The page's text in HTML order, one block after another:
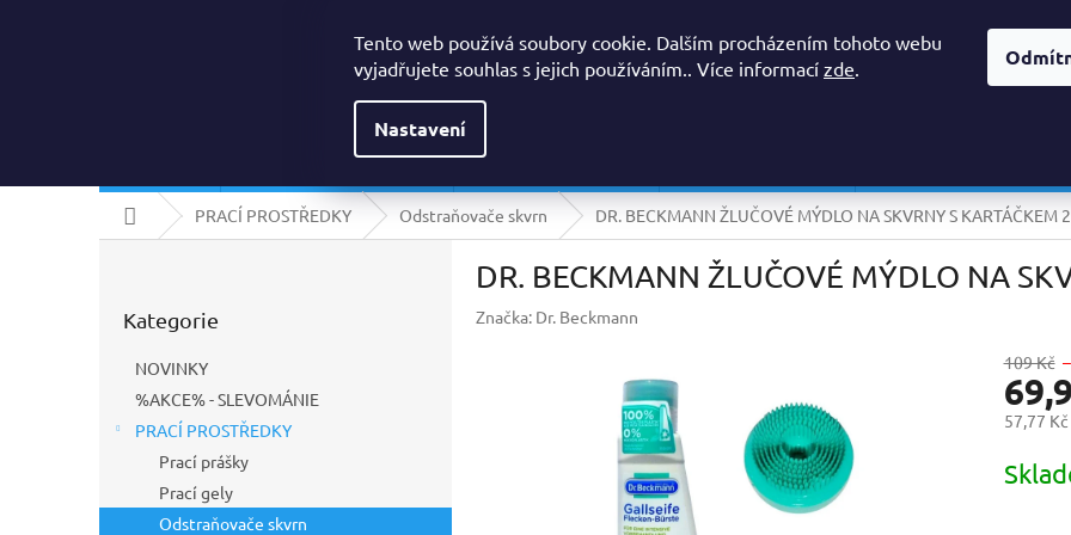
Tento web používá soubory cookie. Dalším procházením tohoto webu
vyjadřujete souhlas s jejich používáním.. Více informací zde.
Nastavení
Domů
PRACÍ PROSTŘEDKY Odstraňovače skvrn DR. BECKMANN ŽLUČOVÉ MÝDLO NA SKVRNY S KARTÁČKEM
a
kategorie
Kategorie
NOVINKY
%AKCE% - SLEVOMÁNIE
PRACÍ PROSTŘEDKY
Prací prášky
Prací gely
Odstraňovače skvrn
DR. BECKMANN ŽLUČOVÉ MÝDLO NA
Značka: Dr. Beckmann
109 Kč
57,77
cena: